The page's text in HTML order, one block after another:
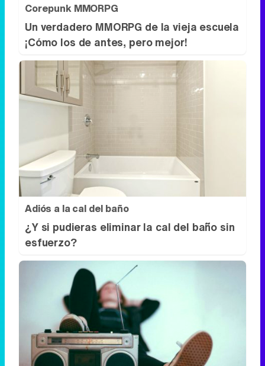
Corepunk MMORPG
Un verdadero MMORPG de la vieja escuela
¡Cómo los de antes, pero mejor!
Adiós a la cal del baño
¿Y si pudieras eliminar la cal del baño sin
esfuerzo?